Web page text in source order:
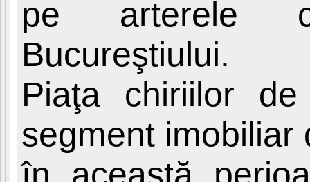
pe arterele
Bucureştiului.
Piaţa chiriilor
segment imobiliar